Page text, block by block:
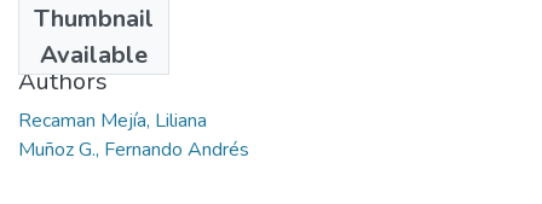
Thumbnail
Available
2017-12
Authors
Recaman Mejía, Liliana
Muñoz G., Fernando Andrés